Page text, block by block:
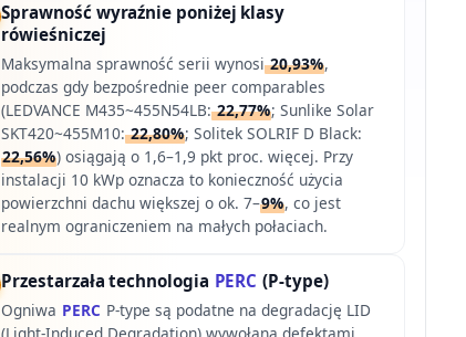
Sprawność wyraźnie poniżej klasy
rówieśniczej
Maksymalna sprawność serii wynosi20,93%,
podczas gdy bezpośrednie peer comparables
(LEDVANCE M435~455N54LB:22,77%; Sunlike Solar
SKT420~455M10:22,80%; Solitek SOLRIF D Black:
22,56%) osiągają o 1,6–1,9 pkt proc. więcej. Przy
instalacji 10 kWp oznacza to konieczność użycia
powierzchni dachu większej o ok. 7–9%, co jest
realnym ograniczeniem na małych połaciach.
Przestarzała technologia PERC (P-type)
Ogniwa PERC P-type są podatne na degradację LID